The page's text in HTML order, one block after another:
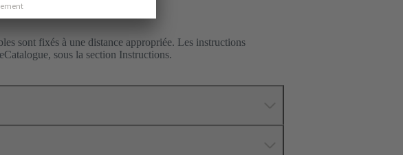
sont fixés à une distance appropriée. Les instructions
sous la section Instructions.